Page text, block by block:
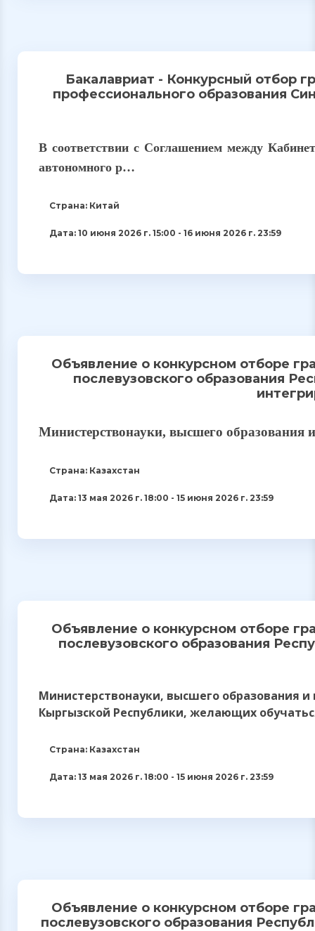
Бакалавриат - Конкурсный отбор
профессионального образования
В соответствии с Соглашением между
автономного р…
Страна: Китай
Дата: 10 июня 2026 г. 15:00 - 16 июня 2026 г. 23:59
Объявление о конкурсном отборе
послевузовского образования
Министерствонауки, высшего
Страна: Казахстан
Дата: 13 мая 2026 г. 18:00 - 15 июня 2026 г. 23:59
Объявление о конкурсном отборе
послевузовского образования
Министерствонауки, высшего образования
Кыргызской Республики, желающих
Страна: Казахстан
Дата: 13 мая 2026 г. 18:00 - 15 июня 2026 г. 23:59
Объявление о конкурсном отборе
послевузовского образования